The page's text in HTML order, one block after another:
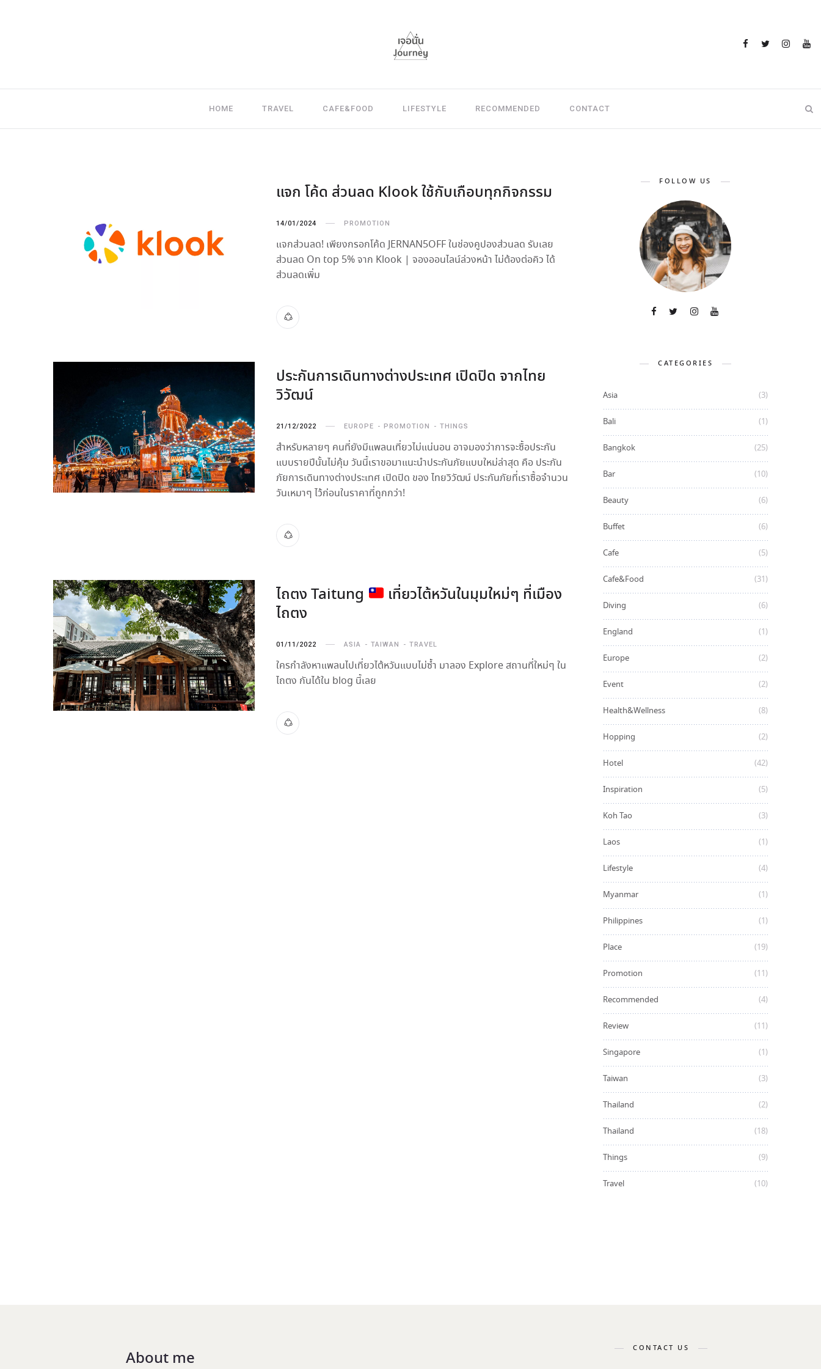
HOME TRAVEL CAFE&FOOD LIFESTYLE RECOMMENDED CONTACT
แจก โค้ด ส่วนลด Klook ใช้กับเกือบทุกกิจกรรม
14/01/2024 PROMOTION
แจกส่วนลด! เพียงกรอกโค้ด JERNAN5OFF ในช่องคูปองส่วนลด รับเลย
ส่วนลด On top 5% จาก Klook | จองออนไลน์ล่วงหน้า ไม่ต้องต่อคิว ได้
ส่วนลดเพิ่ม
ประกันการเดินทางต่างประเทศ เปิดปิด จากไทย
วิวัฒน์
21/12/2022 EUROPE PROMOTION THINGS
สำหรับหลายๆ คนที่ยังมีแพลนเที่ยวไม่แน่นอน อาจมองว่าการจะซื้อประกัน
แบบรายปีนั้นไม่คุ้ม วันนี้เราขอมาแนะนำประกันภัยแบบใหม่ล่าสุด คือ ประกัน
ภัยการเดินทางต่างประเทศ เปิดปิด ของ ไทยวิวัฒน์ ประกันภัยที่เราซื้อจำนวน
วันเหมาๆ ไว้ก่อนในราคาที่ถูกกว่า!
ไถตง Taitung
เที่ยวไต้หวันในมุมใหม่ๆ ที่เมือง
ไถตง
01/11/2022 ASIA TAIWAN TRAVEL
ใครกำลังหาแพลนไปเที่ยวไต้หวันแบบไม่ซ้ำ มาลอง Explore สถานที่ใหม่ๆ ใน
ไถตง กันได้ใน blog นี้เลย
FOLLOW US
CATEGORIES
Asia (3)
Bali (1)
Bangkok (25)
Bar (10)
Beauty (6)
Buffet (6)
Cafe (5)
Cafe&Food (31)
Diving (6)
England (1)
Europe (2)
Event (2)
Health&Wellness (8)
Hopping (2)
Hotel (42)
Inspiration (5)
Koh Tao (3)
Laos (1)
Lifestyle (4)
Myanmar (1)
Philippines (1)
Place (19)
Promotion (11)
Recommended (4)
Review (11)
Singapore (1)
Taiwan (3)
Thailand (2)
Thailand (18)
Things (9)
Travel (10)
About me CONTACT US